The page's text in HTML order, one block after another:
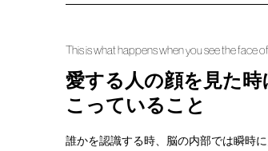
This is what happens when you see the face
愛する人の顔を見た
こっていること
誰かを認識する時、脳の内部では瞬時